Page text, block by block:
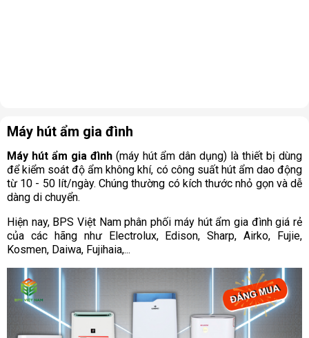
Máy hút ẩm gia đình
Máy hút ẩm gia đình(máy hút ẩm dân dụng) là thiết bị dùng
để kiểm soát độ ẩm không khí, có công suất hút ẩm dao động
từ 10 - 50 lít/ngày. Chúng thường có kích thước nhỏ gọn và dễ
dàng di chuyển.
Hiện nay, BPS Việt Nam phân phối máy hút ẩm gia đình giá rẻ
của các hãng như Electrolux, Edison, Sharp, Airko, Fujie,
Kosmen, Daiwa, Fujihaia,...